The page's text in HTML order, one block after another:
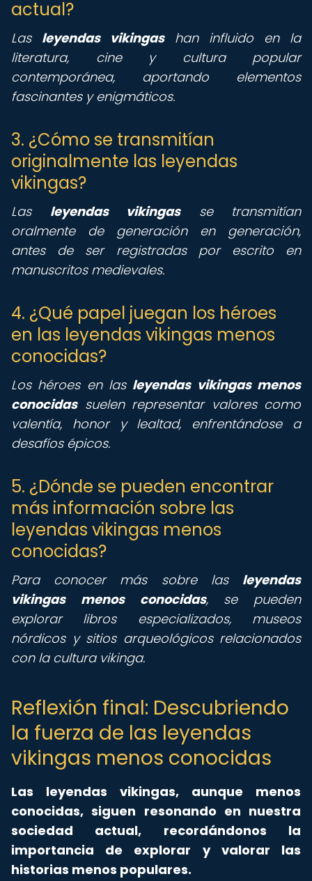
actual?
Las leyendas vikingashan influido en la
literatura, cine y cultura popular
contemporánea, aportando elementos
fascinantes y enigmáticos.
3. ¿Cómo se transmitían
originalmente las leyendas
vikingas?
Las leyendas vikingasse transmitían
oralmente de generación en generación,
antes de ser registradas por escrito en
manuscritos medievales.
4. ¿Qué papel juegan los héroes
en las leyendas vikingas menos
conocidas?
Los héroes en las leyendas vikingas menos
conocidassuelen representar valores como
valentía, honor y lealtad, enfrentándose a
desafíos épicos.
5. ¿Dónde se pueden encontrar
más información sobre las
leyendas vikingas menos
conocidas?
Para conocer más sobre las leyendas
vikingas menos conocidas, se pueden
explorar libros especializados, museos
nórdicos y sitios arqueológicos relacionados
con la cultura vikinga.
Reflexión final: Descubriendo
la fuerza de las leyendas
vikingas menos conocidas
Las leyendas vikingas, aunque menos
conocidas, siguen resonando en nuestra
sociedad actual, recordándonos la
importancia de explorar y valorar las
historias menos populares.